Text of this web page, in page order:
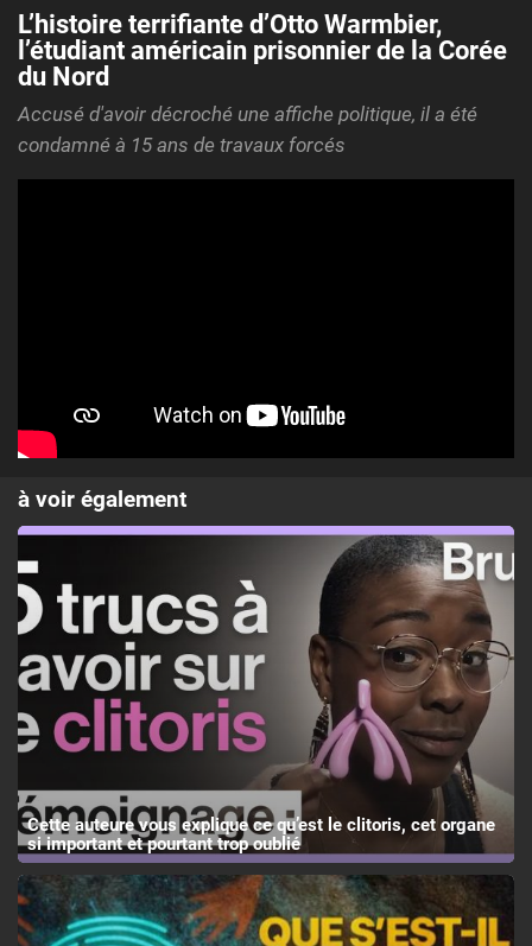
L’histoire terrifiante d’Otto Warmbier,
l’étudiant américain prisonnier de la Corée
du Nord
Accusé d'avoir décroché une affiche politique, il a été
condamné à 15 ans de travaux forcés
à voir également
Cette auteure vous explique ce qu’est le clitoris, cet organe
si important et pourtant trop oublié